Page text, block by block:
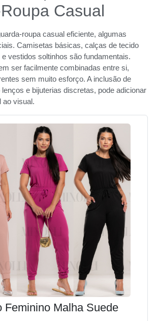
Casual
roupa casual eficiente, algumas
Camisetas básicas, calças de tecido
vestidos soltinhos são fundamentais.
ser facilmente combinadas entre si,
sem muito esforço. A inclusão de
e bijuterias discretas, pode adicionar
ao visual.
Feminino Malha Suede